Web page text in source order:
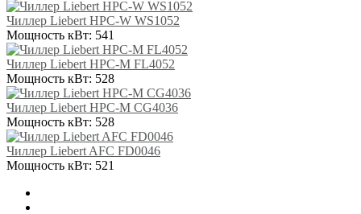
Чиллер Liebert HPC-W WS1052
Мощность кВт: 541
Чиллер Liebert HPC-M FL4052
Мощность кВт: 528
Чиллер Liebert HPC-M CG4036
Мощность кВт: 528
Чиллер Liebert AFC FD0046
Мощность кВт: 521